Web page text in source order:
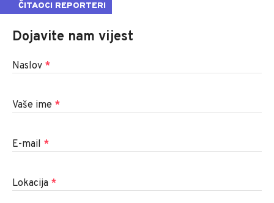
ČITAOCI REPORTERI
Dojavite nam vijest
Naslov *
Vaše ime *
E-mail *
Lokacija *